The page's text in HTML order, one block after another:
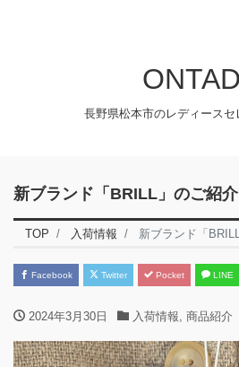
長野県松本市のレディース
新ブランド「BRILL」のご紹
TOP 入荷情報 新ブランド「
Facebook Twitter Pocket LINE
2024年3月30日 入荷情報, 商品紹介